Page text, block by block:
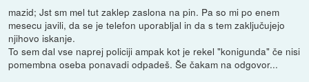
mazid; Jst sm mel tut zaklep zaslona na pin. Pa so mi po enem
mesecu javili, da se je telefon uporabljal in da s tem zaključujejo
njihovo iskanje.
To sem dal vse naprej policiji ampak kot je rekel "konigunda" če nisi
pomembna oseba ponavadi odpadeš. Še čakam na odgovor...